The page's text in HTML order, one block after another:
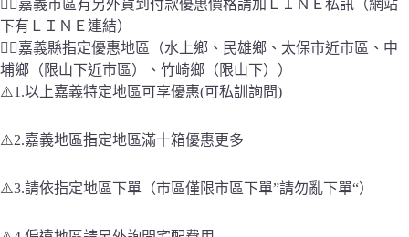
惠
現
貨
全
省
免
數
👉🏻嘉義市區有另外貨到付款優惠價格請加ＬＩＮＥ私訊（網站
下有ＬＩＮＥ連結）
👉🏻嘉義縣指定優惠地區（水上鄉、民雄鄉、太保市近市區、中
埔鄉（限山下近市區）、竹崎鄉（限山下））
⚠️1.以上嘉義特定地區可享優惠(可私訓詢問)
⚠️2.嘉義地區指定地區滿十箱優惠更多
⚠️3.請依指定地區下單（市區僅限市區下單”請勿亂下單“）